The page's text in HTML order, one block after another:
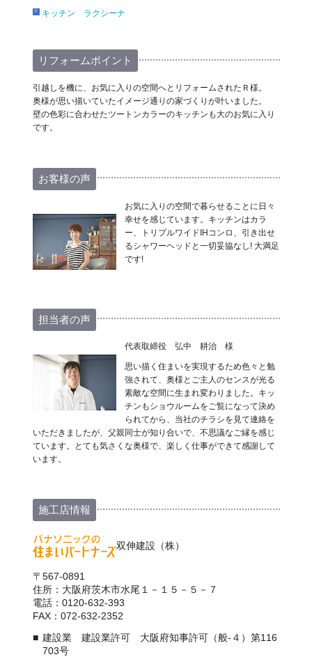
キッチン ラクシーナ
リフォームポイント
引越しを機に、お気に入りの空間へとリフォームされたＲ様。
奥様が思い描いていたイメージ通りの家づくりが叶いました。
壁の色彩に合わせたツートンカラーのキッチンも大のお気に入り
です。
お客様の声
お気に入りの空間で暮らせることに日々
幸せを感じています。キッチンはカラ
ー、トリプルワイドIHコンロ、引き出せ
るシャワーヘッドと一切妥協なし! 大満足
です!
担当者の声
代表取締役 弘中 耕治 様
思い描く住まいを実現するため色々と勉
強されて、奥様とご主人のセンスが光る
素敵な空間に生まれ変わりました。キッ
チンもショウルームをご覧になって決め
られてから、当社のチラシを見て連絡を
いただきましたが、父親同士が知り合いで、不思議なご縁を感じ
ています。とても気さくな奥様で、楽しく仕事ができて感謝して
います。
施工店情報
双伸建設（株）
〒567-0891
住所：大阪府茨木市水尾１－１５－５－７
電話：0120-632-393
FAX：072-632-2352
建設業 建設業許可 大阪府知事許可（般-４）第116
703号